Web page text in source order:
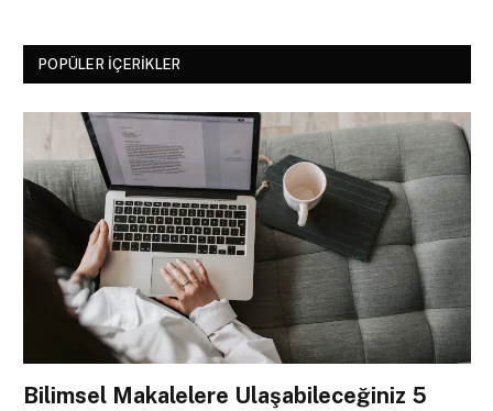
POPÜLER İÇERIKLER
Bilimsel Makalelere Ulaşabileceğiniz 5